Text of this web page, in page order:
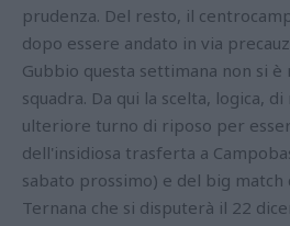
prudenza. Del resto, il
dopo essere andato in via
Gubbio questa settimana non si è
squadra. Da qui la scelta, logica,
ulteriore turno di riposo per
dell'insidiosa trasferta a
sabato prossimo) e del big match
Ternana che si disputerà il 22